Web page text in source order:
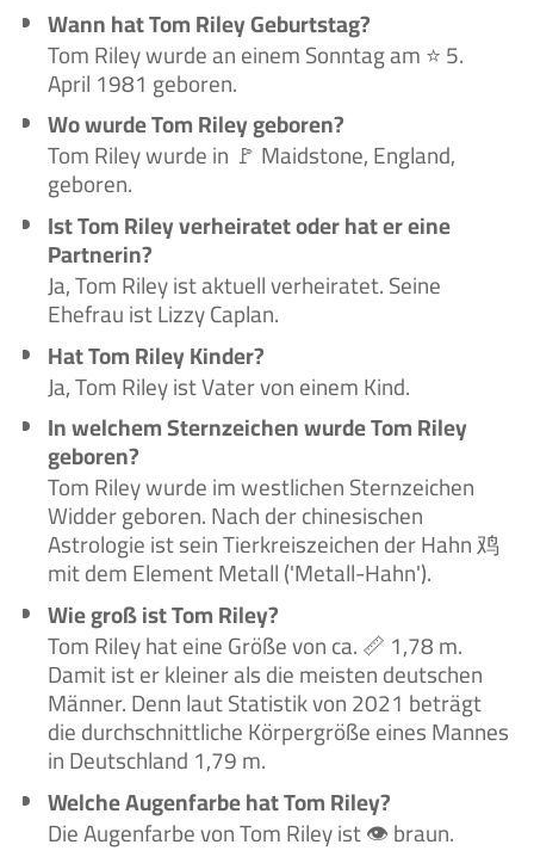
Wann hat Tom Riley Geburtstag?
Tom Riley wurde an einem Sonntag am ⭐ 5.
April 1981 geboren.
Wo wurde Tom Riley geboren?
Tom Riley wurde in 🚩 Maidstone, England,
geboren.
Ist Tom Riley verheiratet oder hat er eine
Partnerin?
Ja, Tom Riley ist aktuell verheiratet. Seine
Ehefrau ist Lizzy Caplan.
Hat Tom Riley Kinder?
Ja, Tom Riley ist Vater von einem Kind.
In welchem Sternzeichen wurde Tom Riley
geboren?
Tom Riley wurde im westlichen Sternzeichen
Widder geboren. Nach der chinesischen
Astrologie ist sein Tierkreiszeichen der Hahn 鸡
mit dem Element Metall ('Metall-Hahn').
Wie groß ist Tom Riley?
Tom Riley hat eine Größe von ca. 📏 1,78 m.
Damit ist er kleiner als die meisten deutschen
Männer. Denn laut Statistik von 2021 beträgt
die durchschnittliche Körpergröße eines Mannes
in Deutschland 1,79 m.
Welche Augenfarbe hat Tom Riley?
Die Augenfarbe von Tom Riley ist 👁️ braun.